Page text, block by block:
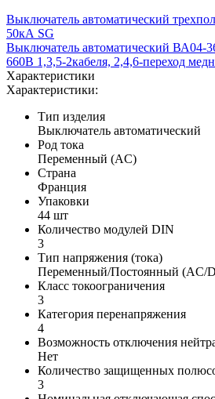
Выключатель автоматический
50кА SG
Выключатель автоматический ВА04-
660В 1,3,5-2кабеля, 2,4,6-переход
Характеристики
Характеристики:
Тип изделия
Выключатель автоматический
Род тока
Переменный (AC)
Страна
Франция
Упаковки
44 шт
Количество модулей DIN
3
Тип напряжения (тока)
Переменный/Постоянный (AC/
Класс токоограничения
3
Категория перенапряжения
4
Возможность отключения
Нет
Количество защищенных
3